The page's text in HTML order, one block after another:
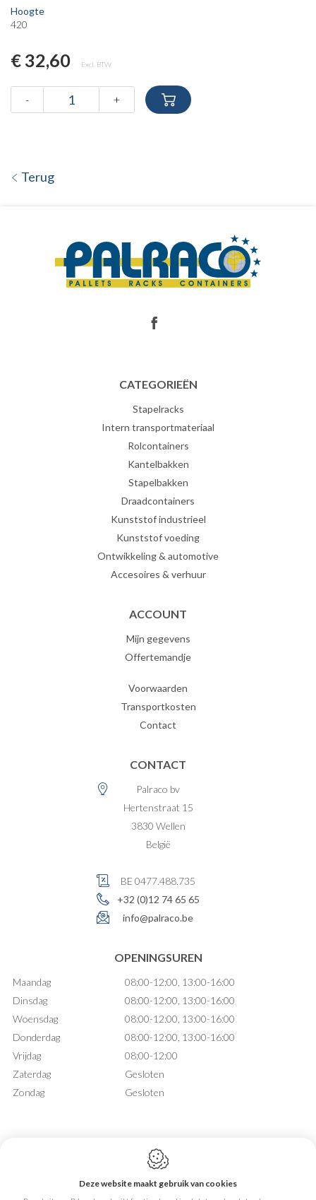
Hoogte
420
€ 32,60 Excl. BTW
- +
Terug
CATEGORIEËN
Stapelracks
Intern transportmateriaal
Rolcontainers
Kantelbakken
Stapelbakken
Draadcontainers
Kunststof industrieel
Kunststof voeding
Ontwikkeling & automotive
Accesoires & verhuur
ACCOUNT
Mijn gegevens
Offertemandje
Voorwaarden
Transportkosten
Contact
CONTACT
Palraco bv
Hertenstraat 15
3830 Wellen
België
BE 0477.488.735
+32 (0)12 74 65 65
info@palraco.be
OPENINGSUREN
Maandag
08:00-12:00, 13:00-16:00
Dinsdag
08:00-12:00, 13:00-16:00
Woensdag
08:00-12:00, 13:00-16:00
Donderdag
08:00-12:00, 13:00-16:00
Vrijdag
08:00-12:00
Zaterdag
Gesloten
Zondag
Gesloten
Webdesign by IDcreation 2026
Deze website maakt gebruik van cookies